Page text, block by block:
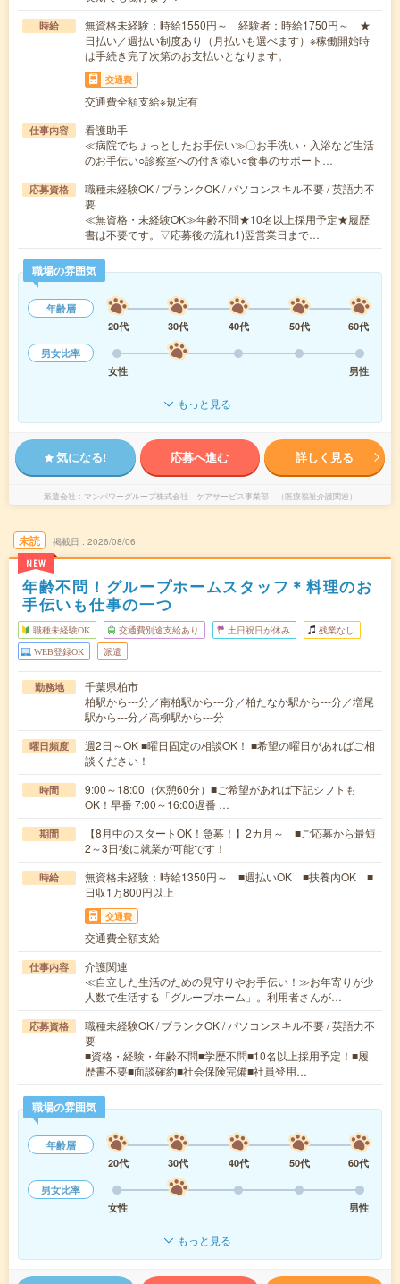
時給
無資格未経験：時給1550円～ 経験者：時給1750円～ ★
日払い／週払い制度あり（月払いも選べます）※稼働開始時
は手続き完了次第のお支払いとなります。
交通費
交通費全額支給※規定有
仕事内容
看護助手
≪病院でちょっとしたお手伝い≫〇お手洗い・入浴など生活
のお手伝い○診察室への付き添い○食事のサポート…
応募資格
職種未経験OK / ブランクOK / パソコンスキル不要 / 英語力不
要
≪無資格・未経験OK≫年齢不問★10名以上採用予定★履歴
書は不要です。▽応募後の流れ1)翌営業日まで…
職場の雰囲気
年齢層
20代
30代 40代 50代
60代
男女比率
女性
男性
もっと見る
気になる! 応募へ進む 詳しく見る
派遣会社 マンパワーグループ株式会社 ケアサービス事業部 （医療福祉介護関連）
未読
NEW
掲載日 2026/08/06
年齢不問！グループホームスタッフ＊料理のお
手伝いも仕事の一つ
職種未経験OK 交通費別途支給あり 土日祝日が休み 残業なし
WEB登録OK 派遣
勤務地
千葉県柏市
柏駅から---分／南柏駅から---分／柏たなか駅から---分／増尾
駅から---分／高柳駅から---分
曜日頻度
週2日～OK ■曜日固定の相談OK！ ■希望の曜日があればご相
談ください！
時間
9:00～18:00（休憩60分）■ご希望があれば下記シフトも
OK！早番 7:00～16:00遅番 …
期間
【8月中のスタートOK！急募！】2カ月～ ■ご応募から最短
2～3日後に就業が可能です！
時給
無資格未経験：時給1350円～ ■週払いOK ■扶養内OK ■
日収1万800円以上
交通費
交通費全額支給
仕事内容
介護関連
≪自立した生活のための見守りやお手伝い！≫お年寄りが少
人数で生活する「グループホーム」。利用者さんが…
応募資格
職種未経験OK / ブランクOK / パソコンスキル不要 / 英語力不
要
■資格・経験・年齢不問■学歴不問■10名以上採用予定！■履
歴書不要■面談確約■社会保険完備■社員登用…
職場の雰囲気
年齢層
20代
30代 40代 50代
60代
男女比率
女性
男性
もっと見る